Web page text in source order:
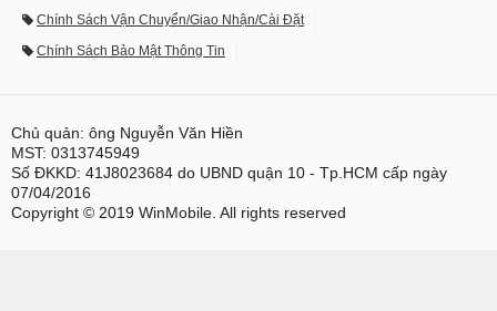
Chính Sách Vận Chuyển/Giao Nhận/Cài Đặt
Chính Sách Bảo Mật Thông Tin
Chủ quản: ông Nguyễn Văn Hiền
MST: 0313745949
Số ĐKKD: 41J8023684 do UBND quận 10 - Tp.HCM cấp ngày
07/04/2016
Copyright © 2019 WinMobile. All rights reserved